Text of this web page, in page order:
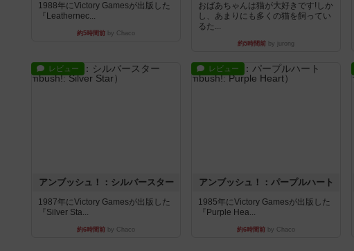
1988年にVictory Gamesが出版した
『Leathernec...
約5時間前 by Chaco
おばあちゃんは猫が大好きです!しか
し、あまりにも多くの猫を飼ってい
るた...
約5時間前 by jurong
レビュー
アンブッシュ！：シルバースター
1987年にVictory Gamesが出版した
『Silver Sta...
約6時間前 by Chaco
レビュー
アンブッシュ！：パープルハート
1985年にVictory Gamesが出版した
『Purple Hea...
約6時間前 by Chaco